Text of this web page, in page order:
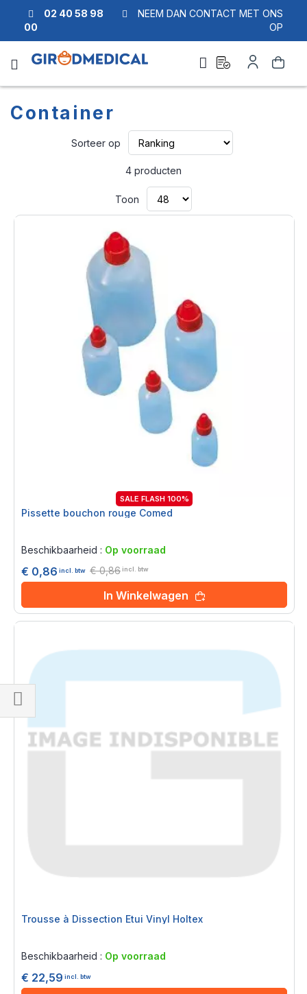
02 40 58 98
00
NEEM DAN CONTACT MET ONS
OP
Zoek
quote
Container
Sorteer op
4 producten
Toon
SALE FLASH 100%
Pissette bouchon rouge Comed
Beschikbaarheid : Op voorraad
€ 0,86 incl. btw € 0,86incl. btw
In Winkelwagen
Trousse à Dissection Etui Vinyl Holtex
Beschikbaarheid : Op voorraad
€ 22,59 incl. btw
Filteren